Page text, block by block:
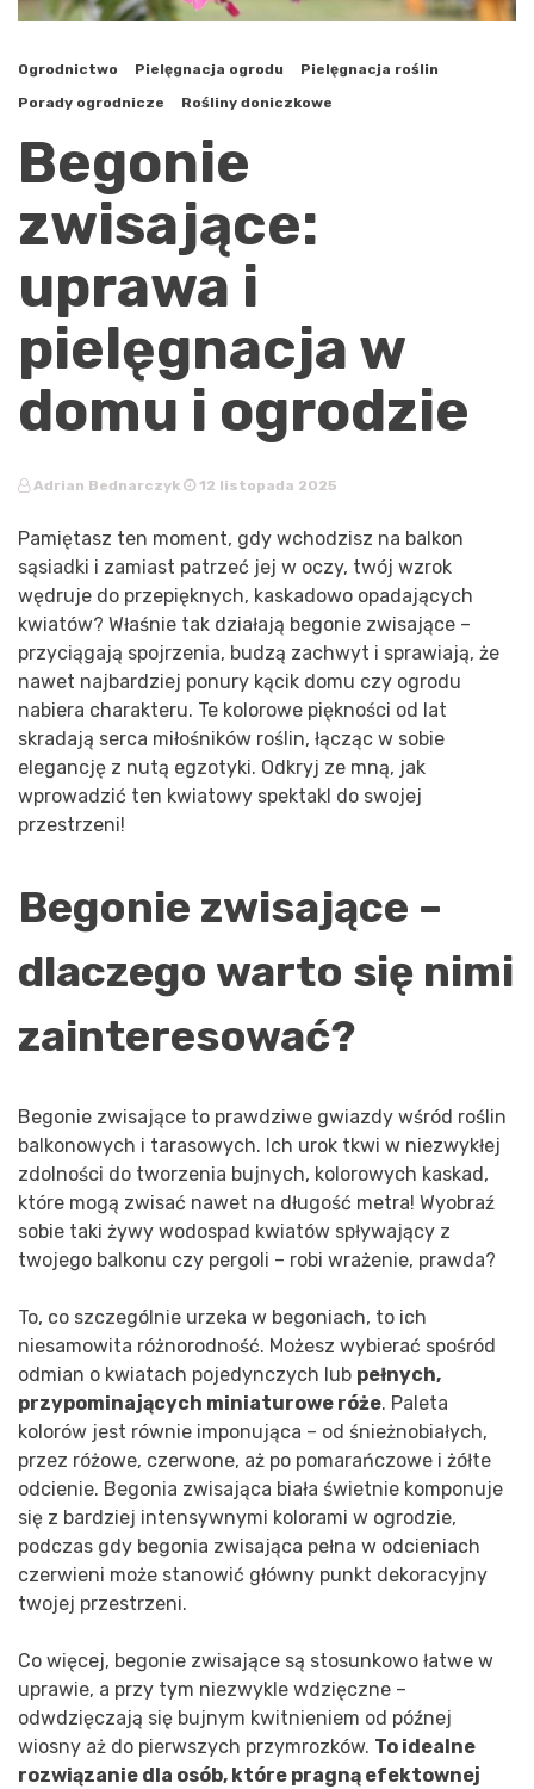
Ogrodnictwo Pielęgnacja ogrodu
Pielęgnacja roślin
Porady ogrodnicze
Rośliny doniczkowe
Begonie
zwisające:
uprawa i
pielęgnacja w
domu i ogrodzie
Adrian Bednarczyk 12 listopada 2025
Pamiętasz ten moment, gdy wchodzisz na balkon
sąsiadki i zamiast patrzeć jej w oczy, twój wzrok
wędruje do przepięknych, kaskadowo opadających
kwiatów? Właśnie tak działają begonie zwisające –
przyciągają spojrzenia, budzą zachwyt i sprawiają, że
nawet najbardziej ponury kącik domu czy ogrodu
nabiera charakteru. Te kolorowe piękności od lat
skradają serca miłośników roślin, łącząc w sobie
elegancję z nutą egzotyki. Odkryj ze mną, jak
wprowadzić ten kwiatowy spektakl do swojej
przestrzeni!
Begonie zwisające –
dlaczego warto się nimi
zainteresować?
Begonie zwisające to prawdziwe gwiazdy wśród roślin
balkonowych i tarasowych. Ich urok tkwi w niezwykłej
zdolności do tworzenia bujnych, kolorowych kaskad,
które mogą zwisać nawet na długość metra! Wyobraź
sobie taki żywy wodospad kwiatów spływający z
twojego balkonu czy pergoli – robi wrażenie, prawda?
To, co szczególnie urzeka w begoniach, to ich
niesamowita różnorodność. Możesz wybierać spośród
odmian o kwiatach pojedynczych lub pełnych,
przypominających miniaturowe róże. Paleta
kolorów jest równie imponująca – od śnieżnobiałych,
przez różowe, czerwone, aż po pomarańczowe i żółte
odcienie. Begonia zwisająca biała świetnie komponuje
się z bardziej intensywnymi kolorami w ogrodzie,
podczas gdy begonia zwisająca pełna w odcieniach
czerwieni może stanowić główny punkt dekoracyjny
twojej przestrzeni.
Co więcej, begonie zwisające są stosunkowo łatwe w
uprawie, a przy tym niezwykle wdzięczne –
odwdzięczają się bujnym kwitnieniem od późnej
wiosny aż do pierwszych przymrozków. To idealne
rozwiązanie dla osób, które pragną efektownej